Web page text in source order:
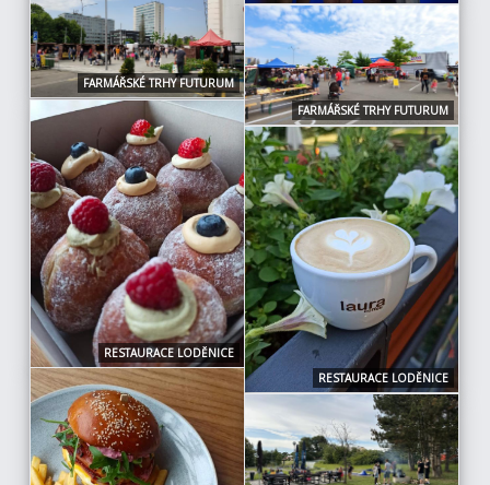
FARMÁŘSKÉ TRHY FUTURUM
FARMÁŘSKÉ TRHY FUTURUM
RESTAURACE LODĚNICE
RESTAURACE LODĚNICE